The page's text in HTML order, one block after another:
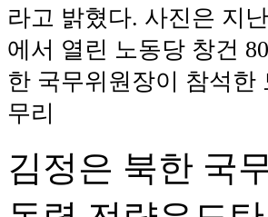
라고 밝혔다. 사진은 지
에서 열린 노동당 창건
한 국무위원장이 참석
무리
김정은 북한 국